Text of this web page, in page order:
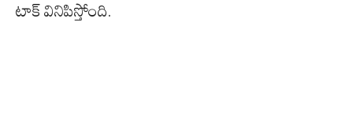
టాక్ వినిపిస్తోంది.